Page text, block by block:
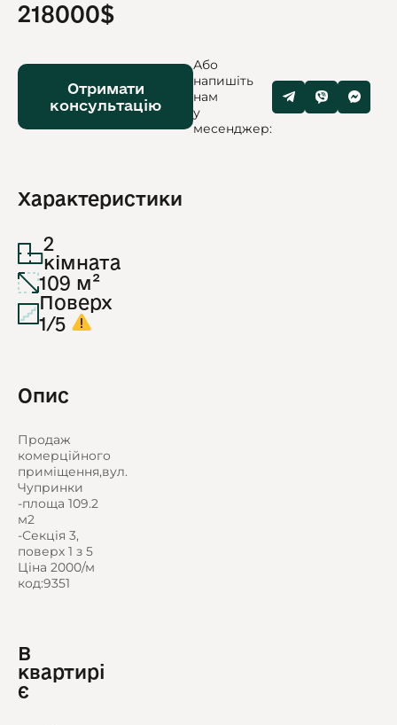
218000$
Отримати
консультацію
Або
напишіть
нам
у
месенджер:
Характеристики
2
кімната
109 м²
Поверх
1/5
Опис
Продаж
комерційного
приміщення,вул.
Чупринки
-площа 109.2
м2
-Секція 3,
поверх 1 з 5
Ціна 2000/м
код:9351
В
квартирі
є